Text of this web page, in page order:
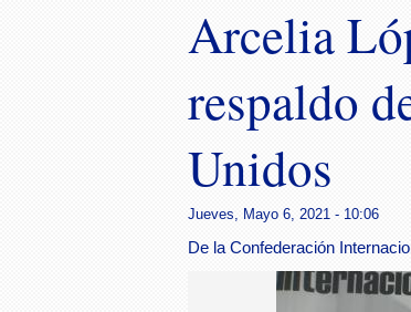
Arcelia
respaldo
Unidos
Jueves, Mayo 6, 2021 - 10:06
De la Confederación